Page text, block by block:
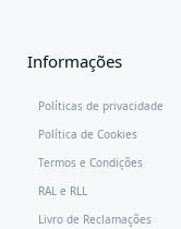
Informações
Políticas de privacidade
Política de Cookies
Termos e Condições
RAL e RLL
Livro de Reclamações